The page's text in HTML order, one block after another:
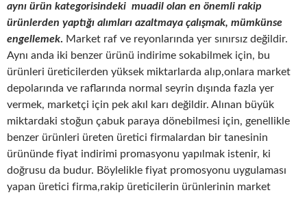
aynı ürün kategorisindeki muadil olan en önemli rakip
ürünlerden yaptığı alımları azaltmaya çalışmak, mümkünse
engellemek. Market raf ve reyonlarında yer sınırsız değildir.
Aynı anda iki benzer ürünü indirime sokabilmek için, bu
ürünleri üreticilerden yüksek miktarlarda alıp,onlara market
depolarında ve raflarında normal seyrin dışında fazla yer
vermek, marketçi için pek akıl karı değildir. Alınan büyük
miktardaki stoğun çabuk paraya dönebilmesi için, genellikle
benzer ürünleri üreten üretici firmalardan bir tanesinin
ürününde fiyat indirimi promasyonu yapılmak istenir, ki
doğrusu da budur. Böylelikle fiyat promosyonu uygulaması
yapan üretici firma,rakip üreticilerin ürünlerinin market